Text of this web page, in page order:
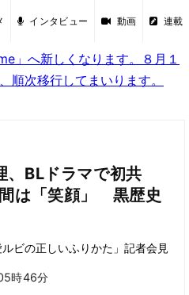
インタビュー 動画 連載
」へ新しくなります。８月１
順次移行してまいります。
、BLドラマで初共
は「笑顔」 黒歴史
ビの正しいふりかた」記者会見
時46分